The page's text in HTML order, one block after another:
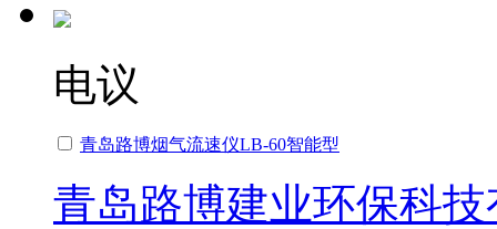
电议
青岛路博烟气流速仪LB-60智能型
青岛路博建业环保科